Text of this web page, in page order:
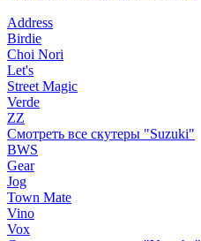
Address
Birdie
Choi Nori
Let's
Street Magic
Verde
ZZ
Смотреть все скутеры "Suzuki"
BWS
Gear
Jog
Town Mate
Vino
Vox